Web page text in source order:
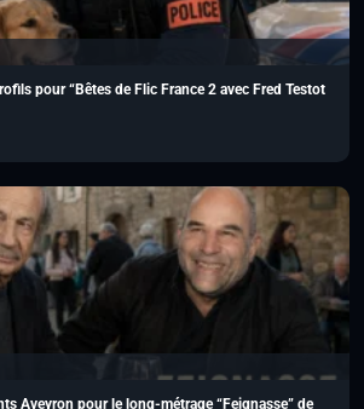
pour “Bêtes de Flic France 2 avec Fred Testot
Aveyron pour le long-métrage “Feignasse” de